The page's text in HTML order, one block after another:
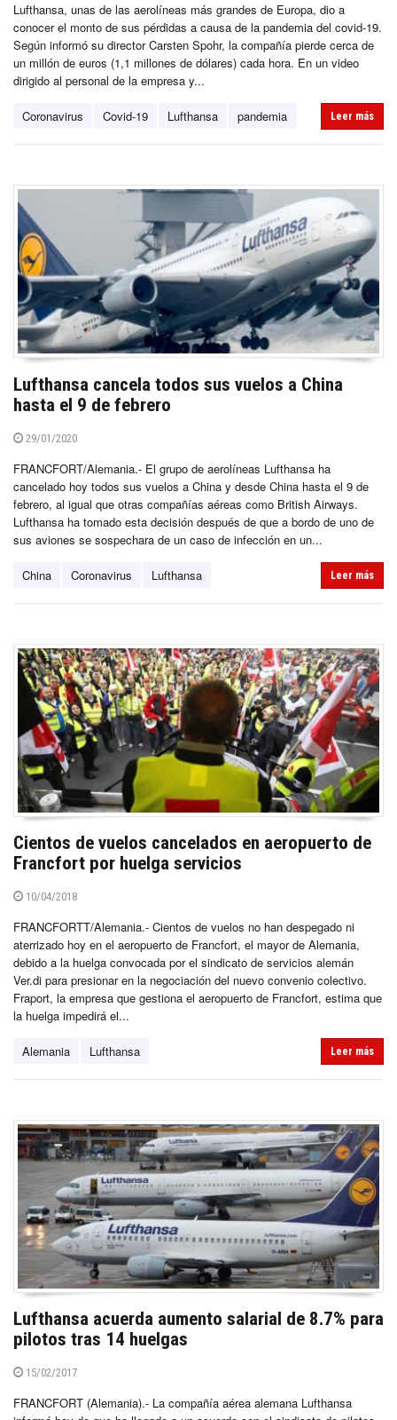
Lufthansa, unas de las aerolíneas más grandes de Europa, dio a
conocer el monto de sus pérdidas a causa de la pandemia del covid-19.
Según informó su director Carsten Spohr, la compañía pierde cerca de
un millón de euros (1,1 millones de dólares) cada hora. En un video
dirigido al personal de la empresa y...
Coronavirus Covid-19 Lufthansa pandemia Leer más
Lufthansa cancela todos sus vuelos a China
hasta el 9 de febrero
29/01/2020
FRANCFORT/Alemania.- El grupo de aerolíneas Lufthansa ha
cancelado hoy todos sus vuelos a China y desde China hasta el 9 de
febrero, al igual que otras compañías aéreas como British Airways.
Lufthansa ha tomado esta decisión después de que a bordo de uno de
sus aviones se sospechara de un caso de infección en un...
China Coronavirus Lufthansa Leer más
Cientos de vuelos cancelados en aeropuerto de
Francfort por huelga servicios
10/04/2018
FRANCFORTT/Alemania.- Cientos de vuelos no han despegado ni
aterrizado hoy en el aeropuerto de Francfort, el mayor de Alemania,
debido a la huelga convocada por el sindicato de servicios alemán
Ver.di para presionar en la negociación del nuevo convenio colectivo.
Fraport, la empresa que gestiona el aeropuerto de Francfort, estima que
la huelga impedirá el...
Alemania Lufthansa Leer más
Lufthansa acuerda aumento salarial de 8.7% para
pilotos tras 14 huelgas
15/02/2017
FRANCFORT (Alemania).- La compañía aérea alemana Lufthansa